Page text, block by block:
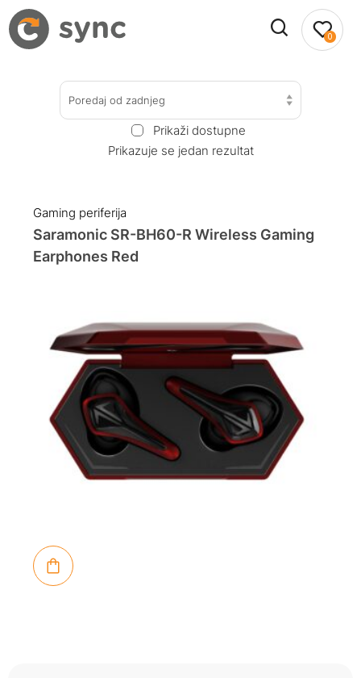
0
Poredaj od zadnjeg
Prikaži dostupne
Prikazuje se jedan rezultat
Gaming periferija
Saramonic SR-BH60-R Wireless Gaming
Earphones Red